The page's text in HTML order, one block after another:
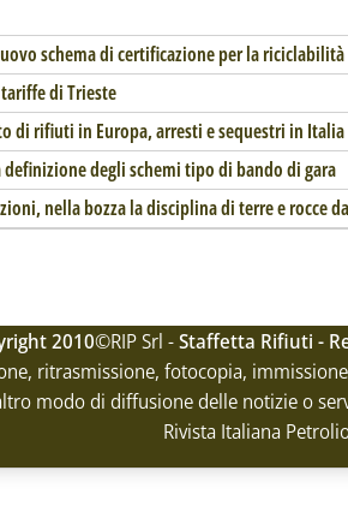
schema di certificazione per la
di Trieste
di rifiuti in Europa, arresti e sequestri in Italia
definizione degli schemi tipo di bando di gara
nella bozza la disciplina di terre e rocce
2010©RIP Srl -Staffetta Rifiuti -
ritrasmissione, fotocopia,
modo di diffusione delle notizie o
Rivista Italiana